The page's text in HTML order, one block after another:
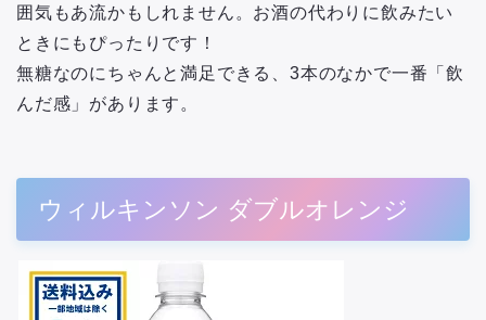
囲気もあ流かもしれません。お酒の代わりに飲みたい
ときにもぴったりです！
無糖なのにちゃんと満足できる、3本のなかで一番「飲
んだ感」があります。
ウィルキンソン ダブルオレンジ